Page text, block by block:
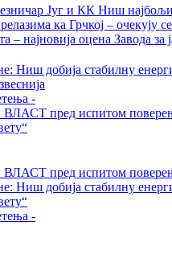
Југ и КК Ниш
ка Грчкој – очекују
најновија оцена Завода за
Ниш добија стабилну
-
ВЛАСТ пред испитом
ВЛАСТ пред испитом
Ниш добија стабилну
-